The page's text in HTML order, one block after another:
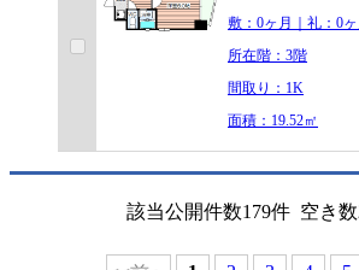
敷：0ヶ月｜礼：0ヶ
所在階：3階
間取り：1K
面積：19.52㎡
該当公開件数179件 空き数